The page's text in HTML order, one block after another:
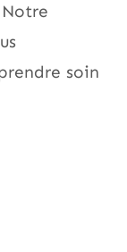
soin